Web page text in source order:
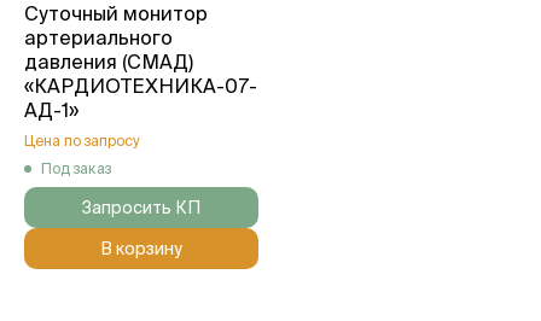
Суточный монитор
артериального
давления (СМАД)
«КАРДИОТЕХНИКА-07-
АД-1»
Цена по запросу
Под заказ
Запросить КП
В корзину